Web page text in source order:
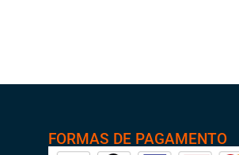
FORMAS DE PAGAMENTO